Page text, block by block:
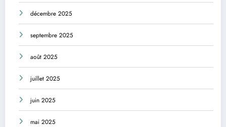
décembre 2025
septembre 2025
août 2025
juillet 2025
juin 2025
mai 2025